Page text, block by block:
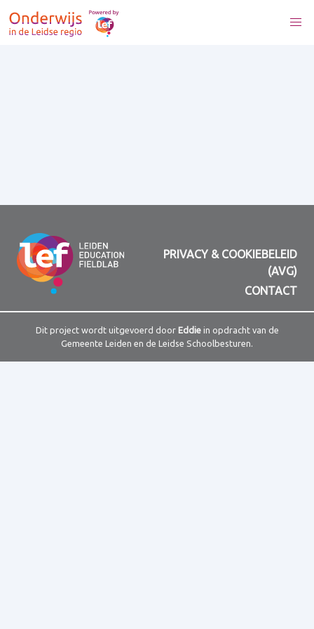
PRIVACY & COOKIEBELEID
(AVG)
CONTACT
Dit project wordt uitgevoerd door Eddiein opdracht van de
Gemeente Leiden en de Leidse Schoolbesturen.